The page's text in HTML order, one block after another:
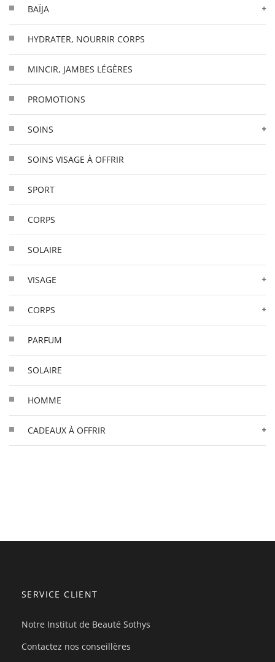
BAÏJA
HYDRATER, NOURRIR CORPS
MINCIR, JAMBES LÉGÈRES
PROMOTIONS
SOINS
SOINS VISAGE À OFFRIR
SPORT
CORPS
SOLAIRE
VISAGE
CORPS
PARFUM
SOLAIRE
HOMME
CADEAUX À OFFRIR
SERVICE CLIENT
Notre Institut de Beauté Sothys
Contactez nos conseillères